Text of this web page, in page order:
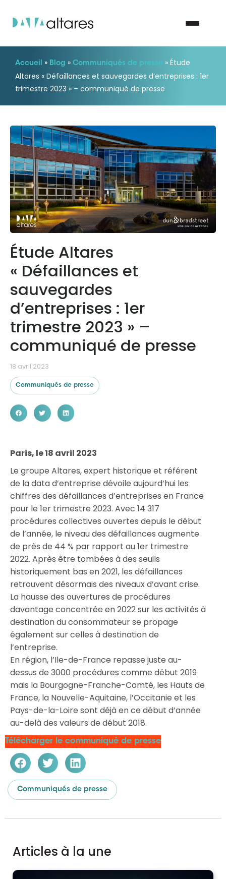
Nous contacter
Nos solutions
Nos data
Notre groupe
Nos partenaires
Ressources
Accueil » Blog » Communiqués de presse » Étude
Altares « Défaillances et sauvegardes d’entreprises : 1er
trimestre 2023 » – communiqué de presse
Étude Altares
« Défaillances et
sauvegardes
d’entreprises : 1er
trimestre 2023 » –
communiqué de presse
18 avril 2023
Communiqués de presse
Paris, le 18 avril 2023
Le groupe Altares, expert historique et référent
de la data d’entreprise dévoile aujourd’hui les
chiffres des défaillances d’entreprises en France
pour le 1er trimestre 2023. Avec 14 317
procédures collectives ouvertes depuis le début
de l’année, le niveau des défaillances augmente
de près de 44 % par rapport au 1er trimestre
2022. Après être tombées à des seuils
historiquement bas en 2021, les défaillances
retrouvent désormais des niveaux d’avant crise.
La hausse des ouvertures de procédures
davantage concentrée en 2022 sur les activités à
destination du consommateur se propage
également sur celles à destination de
l’entreprise.
En région, l’Ile-de-France repasse juste au-
dessus de 3000 procédures comme début 2019
mais la Bourgogne-Franche-Comté, les Hauts de
France, la Nouvelle-Aquitaine, l’Occitanie et les
Pays-de-la-Loire sont déjà en ce début d’année
au-delà des valeurs de début 2018.
Télécharger le communiqué de presse
Communiqués de presse
Articles à la une